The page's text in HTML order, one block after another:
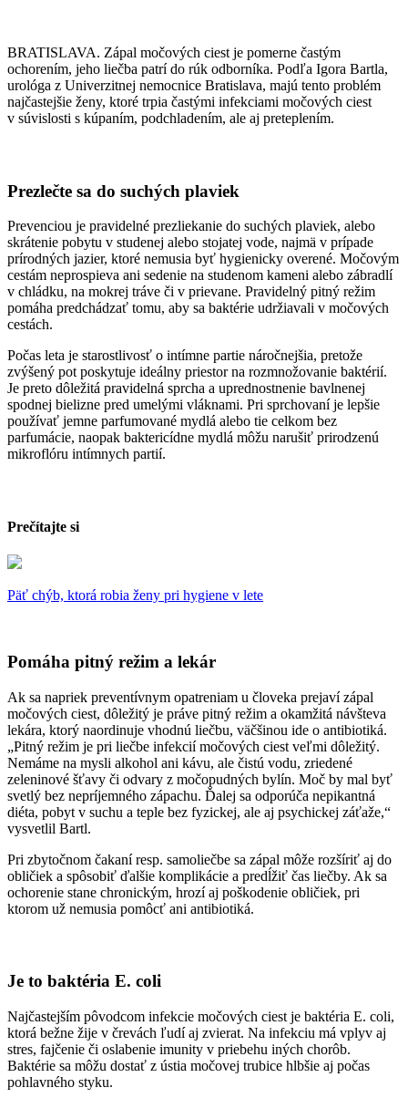
BRATISLAVA. Zápal močových ciest je pomerne častým
ochorením, jeho liečba patrí do rúk odborníka. Podľa Igora Bartla,
urológa z Univerzitnej nemocnice Bratislava, majú tento problém
najčastejšie ženy, ktoré trpia častými infekciami močových ciest
v súvislosti s kúpaním, podchladením, ale aj preteplením.
Prezlečte sa do suchých plaviek
Prevenciou je pravidelné prezliekanie do suchých plaviek, alebo
skrátenie pobytu v studenej alebo stojatej vode, najmä v prípade
prírodných jazier, ktoré nemusia byť hygienicky overené. Močovým
cestám neprospieva ani sedenie na studenom kameni alebo zábradlí
v chládku, na mokrej tráve či v prievane. Pravidelný pitný režim
pomáha predchádzať tomu, aby sa baktérie udržiavali v močových
cestách.
Počas leta je starostlivosť o intímne partie náročnejšia, pretože
zvýšený pot poskytuje ideálny priestor na rozmnožovanie baktérií.
Je preto dôležitá pravidelná sprcha a uprednostnenie bavlnenej
spodnej bielizne pred umelými vláknami. Pri sprchovaní je lepšie
používať jemne parfumované mydlá alebo tie celkom bez
parfumácie, naopak baktericídne mydlá môžu narušiť prirodzenú
mikroflóru intímnych partií.
Prečítajte si
Päť chýb, ktorá robia ženy pri hygiene v lete
Pomáha pitný režim a lekár
Ak sa napriek preventívnym opatreniam u človeka prejaví zápal
močových ciest, dôležitý je práve pitný režim a okamžitá návšteva
lekára, ktorý naordinuje vhodnú liečbu, väčšinou ide o antibiotiká.
„Pitný režim je pri liečbe infekcií močových ciest veľmi dôležitý.
Nemáme na mysli alkohol ani kávu, ale čistú vodu, zriedené
zeleninové šťavy či odvary z močopudných bylín. Moč by mal byť
svetlý bez nepríjemného zápachu. Ďalej sa odporúča nepikantná
diéta, pobyt v suchu a teple bez fyzickej, ale aj psychickej záťaže,“
vysvetlil Bartl.
Pri zbytočnom čakaní resp. samoliečbe sa zápal môže rozšíriť aj do
obličiek a spôsobiť ďalšie komplikácie a predĺžiť čas liečby. Ak sa
ochorenie stane chronickým, hrozí aj poškodenie obličiek, pri
ktorom už nemusia pomôcť ani antibiotiká.
Je to baktéria E. coli
Najčastejším pôvodcom infekcie močových ciest je baktéria E. coli,
ktorá bežne žije v črevách ľudí aj zvierat. Na infekciu má vplyv aj
stres, fajčenie či oslabenie imunity v priebehu iných chorôb.
Baktérie sa môžu dostať z ústia močovej trubice hlbšie aj počas
pohlavného styku.